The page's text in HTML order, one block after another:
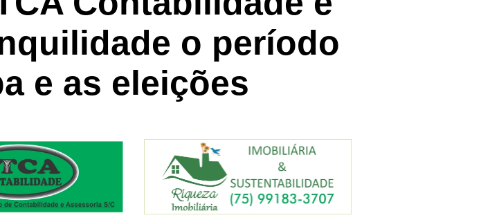
o período
e as eleições